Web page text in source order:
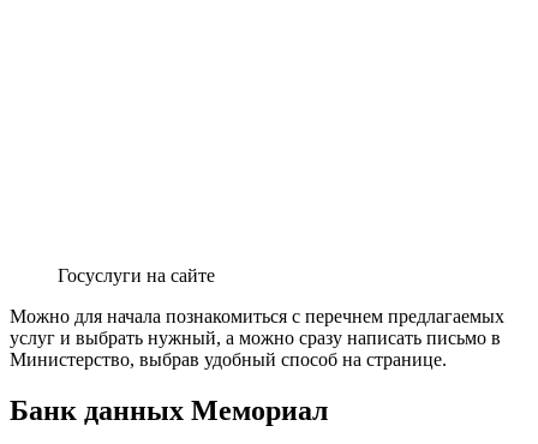
Госуслуги на сайте
Можно для начала познакомиться с перечнем предлагаемых
услуг и выбрать нужный, а можно сразу написать письмо в
Министерство, выбрав удобный способ на странице.
Банк данных Мемориал